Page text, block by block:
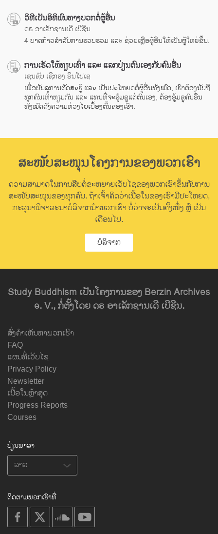
ວິທີເປັນອິທິພົນທາງບວກຕໍ່ຜູ້ອື່ນ
ດຣ ອາເລັກຊານເດີ ເບີຊີນ
4 ບາດກ້າວສຳລັບການຮວບຮວມ ແລະ ຊ່ວຍເຫຼືອຜູ້ອື່ນໃຫ້ເປັນຜູ້ໃຫຍ່ຂຶ້ນ.
ການເຮັດໃຫ້ທຽບເທົ່າ ແລະ ແລກປ່ຽນຕົນເອງກັບຄົນອື່ນ
ເຊນຊັບ ເຊີກອງ ຣິນໂປເຊ
ເພື່ອບັນລຸການຕັດສະຮູ້ ແລະ ເປັນປະໂຫຍດຕໍ່ຜູ້ອື່ນທັງໝົດ, ເຮົາຕ້ອງນັບຖື
ທຸກຄົນເທົ່າທຽມກັນ ແລະ ແທນທີ່ຈະອູ້ມຊູແຕ່ຕົນເອງ, ຕ້ອງອູ້ມຊູຄົນອື່ນ
ທັງໝົດດັ່ງຄວາມຫ່ວງໄຍເບື້ອງຕົ້ນຂອງເຮົາ.
ສະໜັບສະໜຸນໂຄງການຂອງພວກເຮົາ
ຄວາມສາມາດໃນການສືບຕໍ່ຂະຫຍາຍເວັບໄຊຂອງພວກເຮົາຂຶ້ນກັບການ
ສະໜັບສະໜຸນຂອງທຸກຄົນ. ຖ້າເຈົ້າຄິດວ່າເນື້ອໃນຂອງເຮົາມີປະໂຫຍດ,
ກະລຸນາພິຈາລະນາບໍລິຈາກນຳພວກເຮົາ ບໍ່ວ່າຈະເປັນຄັ້ງໜຶ່ງ ຫຼື ເປັນ
ເດືອນໄປ.
ບໍລິຈາກ
Study Buddhism ເປັນໂຄງການຂອງ Berzin Archives
e. V., ກໍ່ຕັ້ງໂດຍ ດຣ ອາເລັກຊານເດີ ເບີຊີນ.
ສົ່ງຄຳເຫັນຫາພວກເຮົາ
FAQ
ແຜນທີ່ເວັບໄຊ
Privacy Policy
Newsletter
ເນື້ອໃນຫຼ້າສຸດ
Progress Reports
Courses
ປ່ຽນພາສາ
ຕິດຕາມພວກເຮົາທີ່
on
facebook
on
on
soundcloud
on